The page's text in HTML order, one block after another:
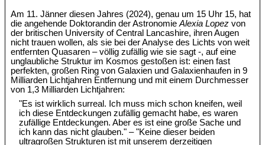
Am 11. Jänner diesen Jahres (2024), genau um 15 Uhr 15, hat
die angehende Doktorandin der AstronomieAlexia Lopez von
der britischen University of Central Lancashire, ihren Augen
nicht trauen wollen, als sie bei der Analyse des Lichts von weit
entfernten Quasaren – völlig zufällig wie sie sagt -, auf eine
unglaubliche Struktur im Kosmos gestoßen ist: einen fast
perfekten, großen Ring von Galaxien und Galaxienhaufen in 9
Milliarden Lichtjahren Entfernung und mit einem Durchmesser
von 1,3 Milliarden Lichtjahren:
"Es ist wirklich surreal. Ich muss mich schon kneifen, weil
ich diese Entdeckungen zufällig gemacht habe, es waren
zufällige Entdeckungen. Aber es ist eine große Sache und
ich kann das nicht glauben." – "Keine dieser beiden
ultragroßen Strukturen ist mit unserem derzeitigen